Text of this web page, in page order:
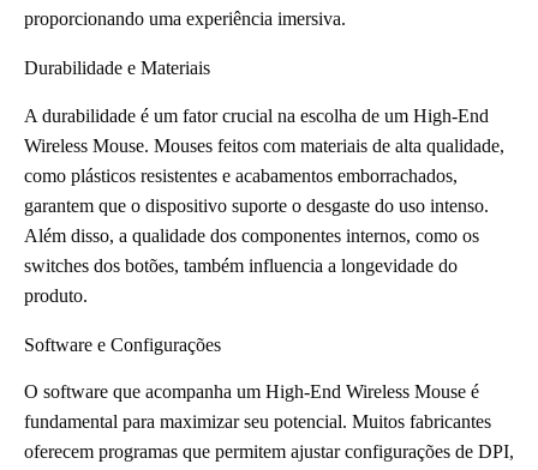
proporcionando uma experiência imersiva.
Durabilidade e Materiais
A durabilidade é um fator crucial na escolha de um High-End
Wireless Mouse. Mouses feitos com materiais de alta qualidade,
como plásticos resistentes e acabamentos emborrachados,
garantem que o dispositivo suporte o desgaste do uso intenso.
Além disso, a qualidade dos componentes internos, como os
switches dos botões, também influencia a longevidade do
produto.
Software e Configurações
O software que acompanha um High-End Wireless Mouse é
fundamental para maximizar seu potencial. Muitos fabricantes
oferecem programas que permitem ajustar configurações de DPI,